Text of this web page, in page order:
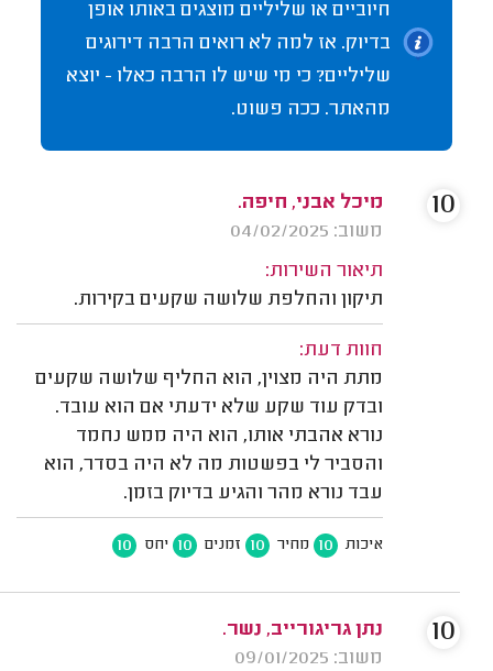
חיוביים או שליליים מוצגים באותו אופן
בדיוק. אז למה לא רואים הרבה דירוגים
שליליים? כי מי שיש לו הרבה כאלו - יוצא
מהאתר. ככה פשוט.
מיכל אבני, חיפה.
משוב: 04/02/2025
תיאור השירות:
תיקון והחלפת שלושה שקעים בקירות.
חוות דעת:
מתת היה מצוין, הוא החליף שלושה שקעים
ובדק עוד שקע שלא ידעתי אם הוא עובד.
נורא אהבתי אותו, הוא היה ממש נחמד
והסביר לי בפשטות מה לא היה בסדר, הוא
עבד נורא מהר והגיע בדיוק בזמן.
איכות 10 מחיר 10 זמנים 10 יחס 10
10
נתן גריגורייב, נשר.
משוב: 09/01/2025
10